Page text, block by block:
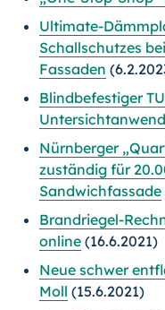
Ultimate-
Schallschutzes
Fassaden
Blindbefestiger
Nürnberger
zuständig für
Sandwichfassade
Brandriegel-
online (16.6.2021)
Neue schwer
Moll (15.6.2021)